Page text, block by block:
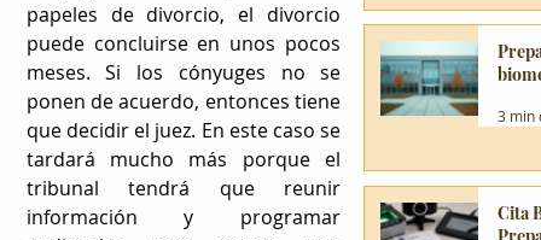
papeles de divorcio, el divorcio
puede concluirse en unos pocos
meses. Si los cónyuges no se
ponen de acuerdo, entonces tiene
que decidir el juez. En este caso se
tardará mucho más porque el
tribunal tendrá que reunir
información y programar
3 min
Cita